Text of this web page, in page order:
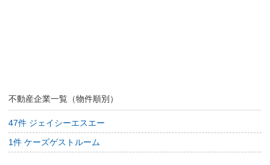
不動産企業一覧（物件順別）
47件 ジェイシーエスエー
1件 ケーズゲストルーム